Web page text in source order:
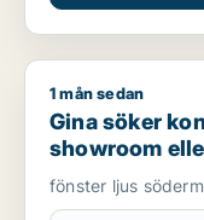
Gina söker
1 mån sedan
Gina söker
showroom
uthyrning i
fönster ljus